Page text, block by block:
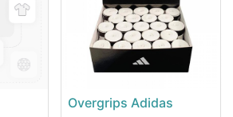
Overgrips Adidas